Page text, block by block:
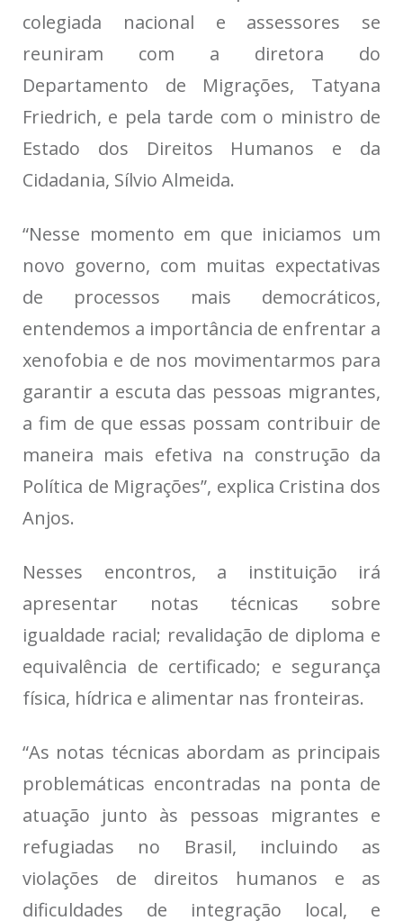
colegiada nacional e assessores se
reuniram com a diretora do
Departamento de Migrações, Tatyana
Friedrich, e pela tarde com o ministro de
Estado dos Direitos Humanos e da
Cidadania, Sílvio Almeida.
“Nesse momento em que iniciamos um
novo governo, com muitas expectativas
de processos mais democráticos,
entendemos a importância de enfrentar a
xenofobia e de nos movimentarmos para
garantir a escuta das pessoas migrantes,
a fim de que essas possam contribuir de
maneira mais efetiva na construção da
Política de Migrações”, explica Cristina dos
Anjos.
Nesses encontros, a instituição irá
apresentar notas técnicas sobre
igualdade racial; revalidação de diploma e
equivalência de certificado; e segurança
física, hídrica e alimentar nas fronteiras.
“As notas técnicas abordam as principais
problemáticas encontradas na ponta de
atuação junto às pessoas migrantes e
refugiadas no Brasil, incluindo as
violações de direitos humanos e as
dificuldades de integração local, e